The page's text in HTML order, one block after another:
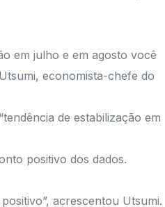
em julho e em agosto você
economista-chefe do
de estabilização em
positivo dos dados.
acrescentou Utsumi.